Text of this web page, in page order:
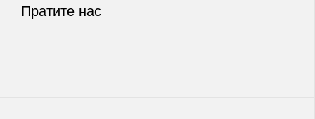
Пратите нас